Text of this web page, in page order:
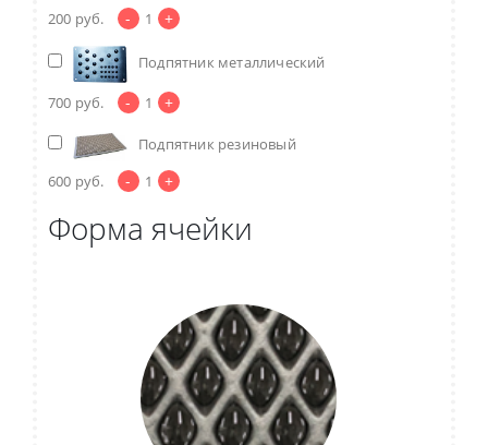
200 руб. - 1 +
Подпятник металлический
700 руб. - 1 +
Подпятник резиновый
600 руб. - 1 +
Форма ячейки